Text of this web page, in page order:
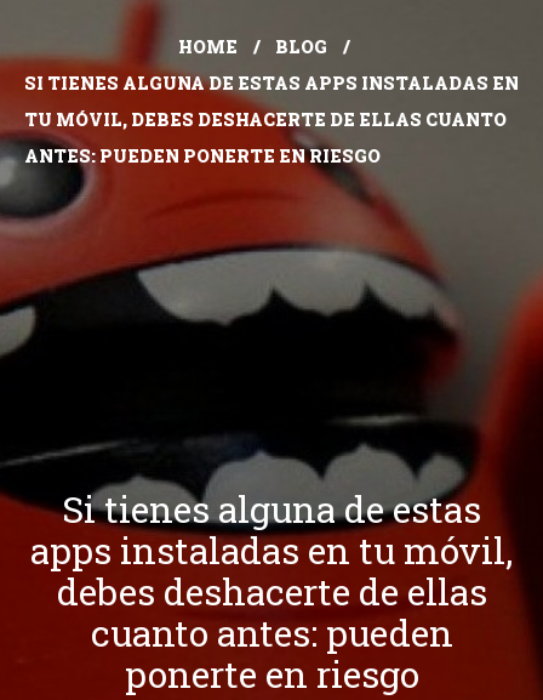
HOME
BLOG
SI TIENES ALGUNA DE ESTAS APPS INSTALADAS EN
TU MÓVIL, DEBES DESHACERTE DE ELLAS CUANTO
ANTES: PUEDEN PONERTE EN RIESGO
Si tienes alguna de estas
apps instaladas en tu móvil,
debes deshacerte de ellas
cuanto antes: pueden
ponerte en riesgo